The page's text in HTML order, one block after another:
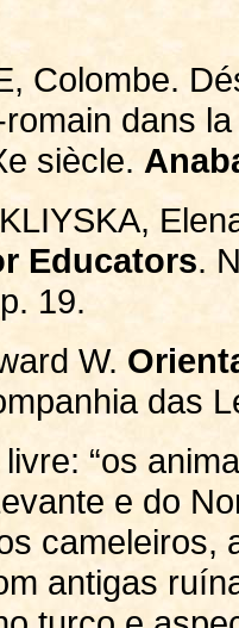
Colombe.
dans
siècle.
Educators.
19.
W.
das
“os
e do
cameleiros,
antigas